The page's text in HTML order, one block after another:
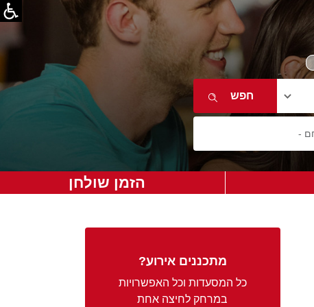
הזמן שולחן
מתכננים אירוע?
כל המסעדות וכל האפשרויות
במרחק לחיצה אחת